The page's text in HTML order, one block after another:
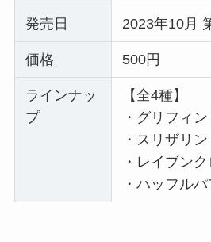
発売日 2023年10月
価格 500円
ラインナッ
プ
【全4種】
・グリフィ
・スリザリン
・レイブン
・ハッフルパ